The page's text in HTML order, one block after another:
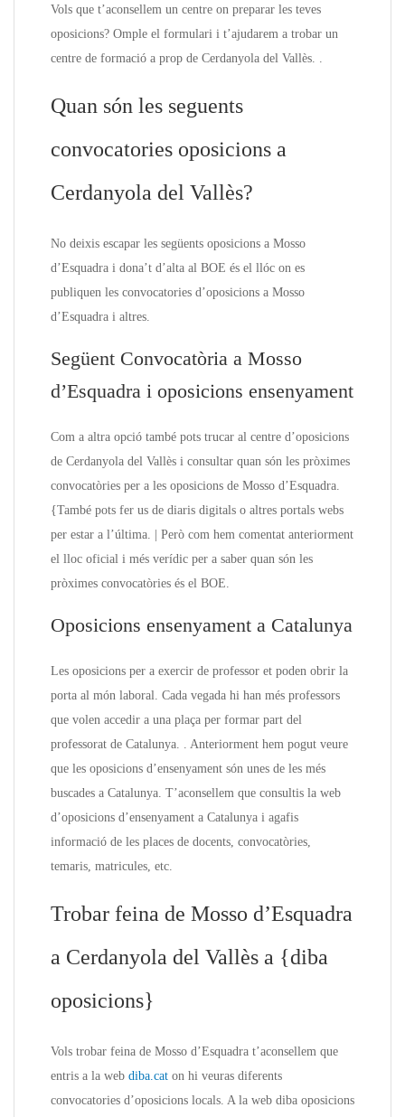
Vols que t’aconsellem un centre on preparar les teves
oposicions? Omple el formulari i t’ajudarem a trobar un
centre de formació a prop de Cerdanyola del Vallès. .
Quan són les seguents
convocatories oposicions a
Cerdanyola del Vallès?
No deixis escapar les següents oposicions a Mosso
d’Esquadra i dona’t d’alta al BOE és el llóc on es
publiquen les convocatories d’oposicions a Mosso
d’Esquadra i altres.
Següent Convocatòria a Mosso
d’Esquadra i oposicions ensenyament
Com a altra opció també pots trucar al centre d’oposicions
de Cerdanyola del Vallès i consultar quan són les pròximes
convocatòries per a les oposicions de Mosso d’Esquadra.
{També pots fer us de diaris digitals o altres portals webs
per estar a l’última. | Però com hem comentat anteriorment
el lloc oficial i més verídic per a saber quan són les
pròximes convocatòries és el BOE.
Oposicions ensenyament a Catalunya
Les oposicions per a exercir de professor et poden obrir la
porta al món laboral. Cada vegada hi han més professors
que volen accedir a una plaça per formar part del
professorat de Catalunya. . Anteriorment hem pogut veure
que les oposicions d’ensenyament són unes de les més
buscades a Catalunya. T’aconsellem que consultis la web
d’oposicions d’ensenyament a Catalunya i agafis
informació de les places de docents, convocatòries,
temaris, matricules, etc.
Trobar feina de Mosso d’Esquadra
a Cerdanyola del Vallès a {diba
oposicions}
Vols trobar feina de Mosso d’Esquadra t’aconsellem que
entris a la web diba.cat on hi veuras diferents
convocatories d’oposicions locals. A la web diba oposicions